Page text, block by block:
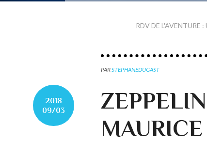
RDV DE L'AVENTURE
PARSTEPHANEDUGAST
2018
09/03